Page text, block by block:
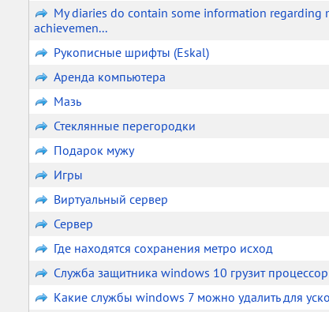
My diaries do contain some information regarding
achievemen...
Рукописные шрифты (Eskal)
Аренда компьютера
Мазь
Стеклянные перегородки
Подарок мужу
Игры
Виртуальный сервер
Сервер
Где находятся сохранения метро исход
Cлужба защитника windows 10 грузит процессор
Какие службы windows 7 можно удалить для